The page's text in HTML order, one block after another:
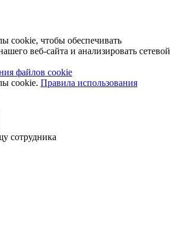
cookie, чтобы обеспечивать
веб-сайта и анализировать сетевой
файлов cookie
cookie. Правила использования
сотрудника